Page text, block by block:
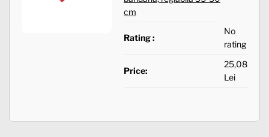
cm
Rating :
No
rating
Price:
25,08
Lei